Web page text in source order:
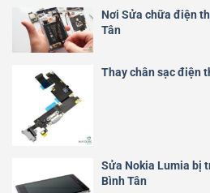
Nơi Sửa chữa điện
Tân
Thay chân sạc điện
Sửa Nokia Lumia bị
Bình Tân